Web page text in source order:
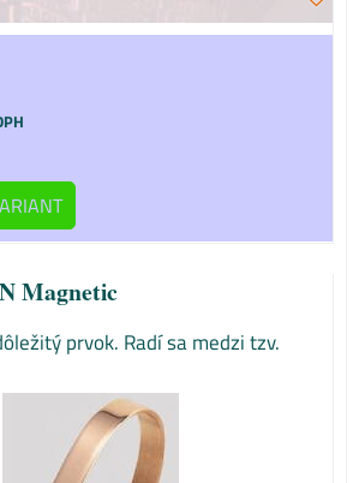
Magnetic
prvok. Radí sa medzi tzv.